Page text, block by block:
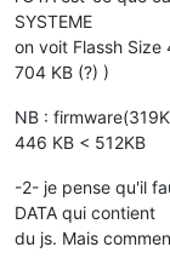
SYSTEME
on voit Flassh Size
704 KB (?) )
NB :
446 KB < 512KB
-2- je pense qu'il
DATA qui contient
du js. Mais